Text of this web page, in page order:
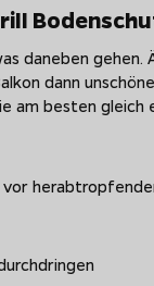
daneben
dann
am besten gleich